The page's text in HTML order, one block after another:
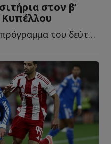
στον β’
Η ΕΠΟ ανακοίνωσε το πρόγραμμα του δεύτερου προκριματικού γ...